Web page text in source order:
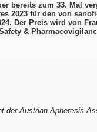
bereits zum 33. Mal
2023 für den von
Der Preis wird von
&
der Austrian Apheresis